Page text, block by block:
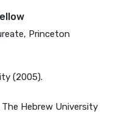
Princeton
(2005).
Hebrew University